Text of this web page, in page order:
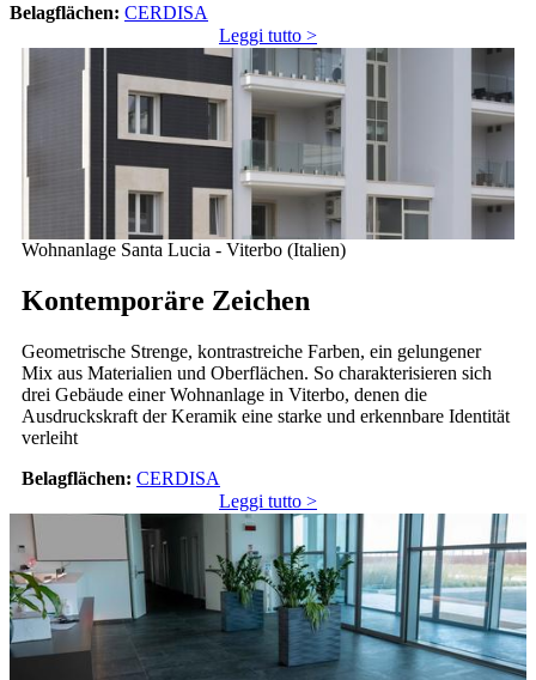
Belagflächen: CERDISA
Leggi tutto >
Wohnanlage Santa Lucia - Viterbo (Italien)
Kontemporäre Zeichen
Geometrische Strenge, kontrastreiche Farben, ein gelungener
Mix aus Materialien und Oberflächen. So charakterisieren sich
drei Gebäude einer Wohnanlage in Viterbo, denen die
Ausdruckskraft der Keramik eine starke und erkennbare Identität
verleiht
Belagflächen: CERDISA
Leggi tutto >